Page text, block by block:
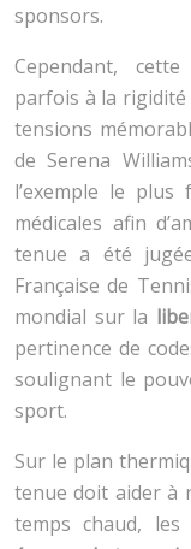
sponsors.
Cependant,
parfois à la rigidité
tensions
de Serena
l’exemple le
médicales afin
tenue a été
Française de
mondial sur la
pertinence de
soulignant le
sport.
Sur le plan
tenue doit aider à
temps chaud,